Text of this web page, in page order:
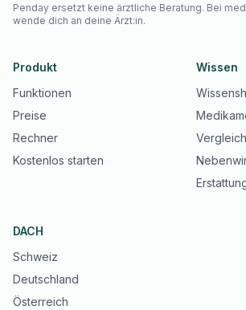
Penday ersetzt keine ärztliche Beratung. Bei
wende dich an deine Ärzt:in.
Produkt
Funktionen
Preise
Rechner
Kostenlos starten
Wissen
DACH
Schweiz
Deutschland
Österreich